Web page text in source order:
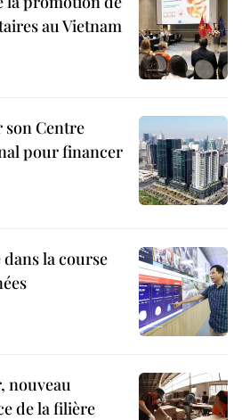
au Vietnam
son Centre
pour financer
la course
nouveau
de la filière